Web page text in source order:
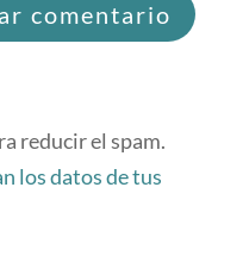
reducir el spam.
los datos de tus